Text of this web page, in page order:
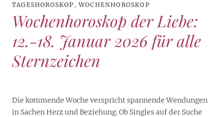
TAGESHOROSKOP ,WOCHENHOROSKOP
Wochenhoroskop der Liebe:
12.-18. Januar 2026 für alle
Sternzeichen
Die kommende Woche verspricht spannende Wendungen
in Sachen Herz und Beziehung. Ob Singles auf der Suche